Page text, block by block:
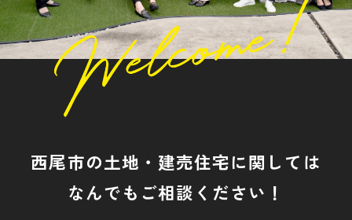
西尾市の土地・建売住宅に関しては
なんでもご相談ください！